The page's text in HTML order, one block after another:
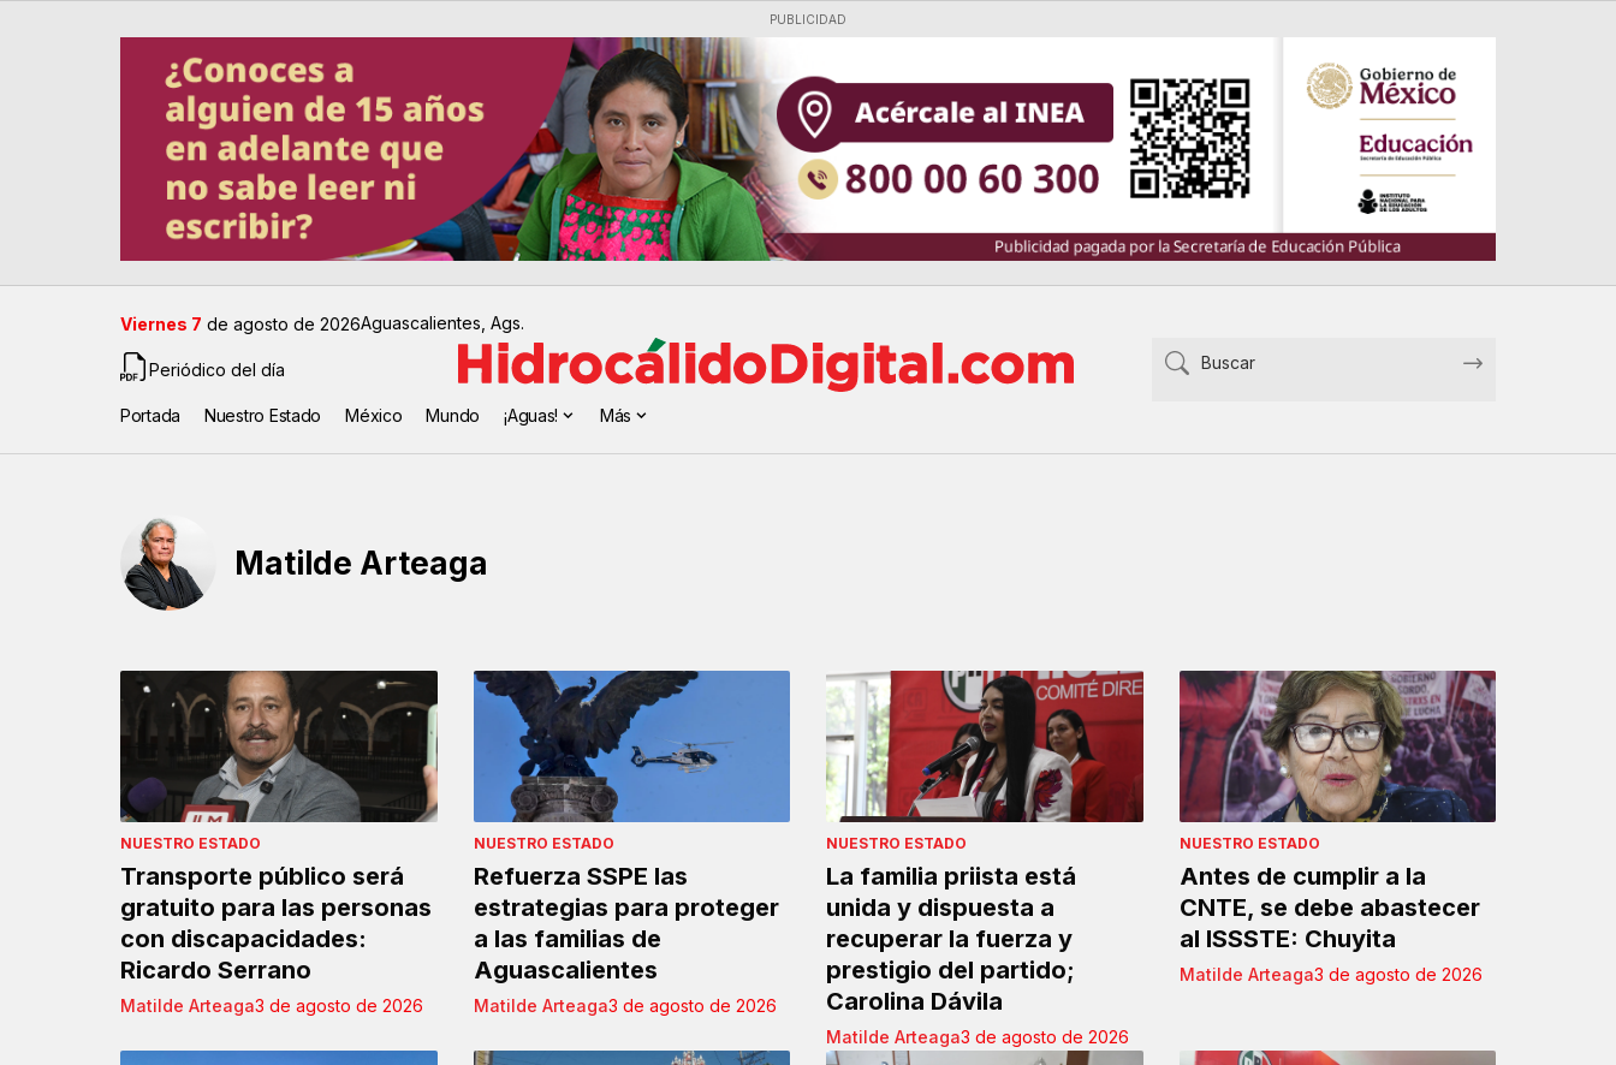
PUBLICIDAD
Viernes 7 de agosto de 2026Aguascalientes, Ags.
Periódico del día
Portada Nuestro Estado México Mundo ¡Aguas! Más
Matilde Arteaga
NUESTRO ESTADO
Transporte público será
gratuito para las personas
con discapacidades:
Ricardo Serrano
Matilde Arteaga3 de agosto de 2026
NUESTRO ESTADO
Refuerza SSPE las
estrategias para proteger
a las familias de
Aguascalientes
Matilde Arteaga3 de agosto de 2026
NUESTRO ESTADO
La familia priista está
unida y dispuesta a
recuperar la fuerza y
prestigio del partido;
Carolina Dávila
Matilde Arteaga3 de agosto de 2026
NUESTRO ESTADO
Antes de cumplir a la
CNTE, se debe abastecer
al ISSSTE: Chuyita
Matilde Arteaga3 de agosto de 2026